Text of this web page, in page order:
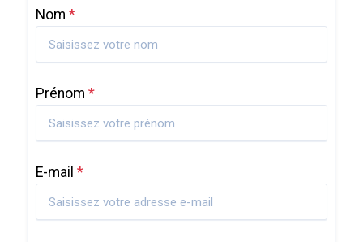
Nom *
Prénom *
E-mail *